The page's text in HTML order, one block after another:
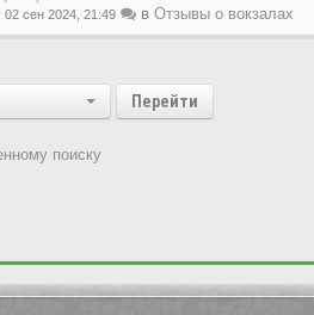
02 сен 2024, 21:49 в Отзывы о вокзалах
Перейти
поиску